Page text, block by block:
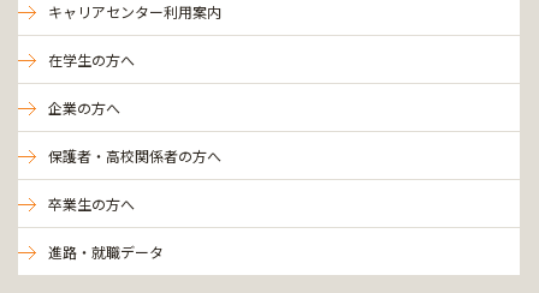
キャリアセンター利用案内
在学生の方へ
企業の方へ
保護者・高校関係者の方へ
卒業生の方へ
進路・就職データ